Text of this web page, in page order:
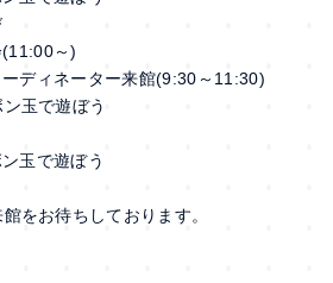
～)
ネーター来館(9:30～11:30)
遊ぼう
で遊ぼう
をお待ちしております。